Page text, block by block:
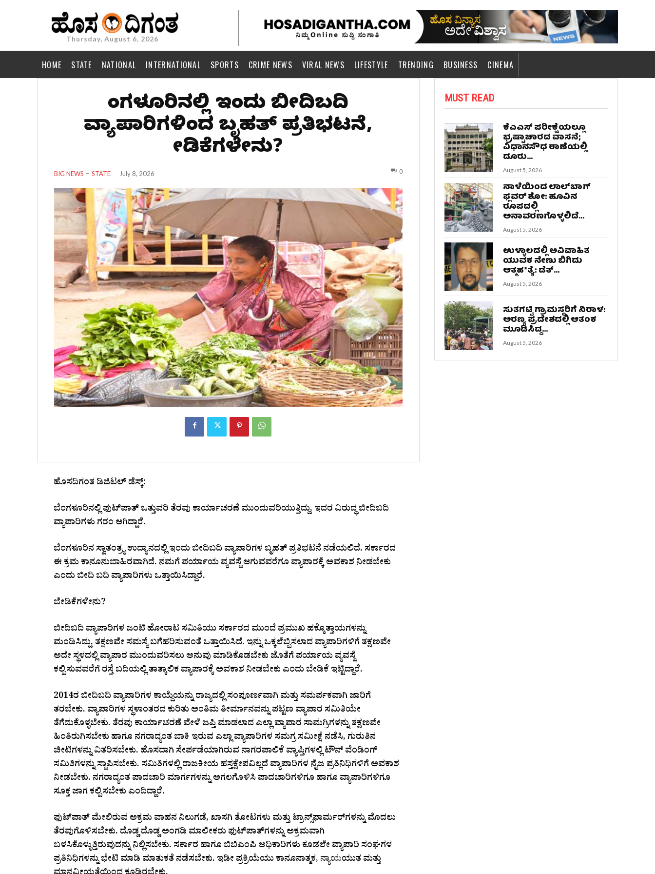
Thursday, August 6, 2026
HOME STATE NATIONAL INTERNATIONAL SPORTS CRIME NEWS VIRAL NEWS LIFESTYLE TRENDING BUSINESS CINEMA
ಬೆಂಗಳೂರಿನಲ್ಲಿ ಇಂದು ಬೀದಿಬದಿ
ವ್ಯಾಪಾರಿಗಳಿಂದ ಬೃಹತ್‌ ಪ್ರತಿಭಟನೆ,
ಬೇಡಿಕೆಗಳೇನು?
BIG NEWS STATE July 8, 2026 0
ಹೊಸದಿಗಂತ ಡಿಜಿಟಲ್‌ ಡೆಸ್ಕ್‌:
ಬೆಂಗಳೂರಿನಲ್ಲಿ ಫುಟ್‌ಪಾತ್‌ ಒತ್ತುವರಿ ತೆರವು ಕಾರ್ಯಾಚರಣೆ ಮುಂದುವರಿಯುತ್ತಿದ್ದು, ಇದರ ವಿರುದ್ಧ ಬೀದಿಬದಿ
ವ್ಯಾಪಾರಿಗಳು ಗರಂ ಆಗಿದ್ದಾರೆ.
ಬೆಂಗಳೂರಿನ ಸ್ವಾತಂತ್ರ್ಯ ಉದ್ಯಾನದಲ್ಲಿ ಇಂದು ಬೀದಿಬದಿ ವ್ಯಾಪಾರಿಗಳ ಬೃಹತ್‌ ಪ್ರತಿಭಟನೆ ನಡೆಯಲಿದೆ. ಸರ್ಕಾರದ
ಈ ಕ್ರಮ ಕಾನೂನುಬಾಹಿರವಾಗಿದೆ. ನಮಗೆ ಪರ್ಯಾಯ ವ್ಯವಸ್ಥೆ ಆಗುವವರೆಗೂ ವ್ಯಾಪಾರಕ್ಕೆ ಅವಕಾಶ ನೀಡಬೇಕು
ಎಂದು ಬೀದಿ ಬದಿ ವ್ಯಾಪಾರಿಗಳು ಒತ್ತಾಯಿಸಿದ್ದಾರೆ.
ಬೇಡಿಕೆಗಳೇನು?
ಬೀದಿಬದಿ ವ್ಯಾಪಾರಿಗಳ ಜಂಟಿ ಹೋರಾಟ ಸಮಿತಿಯು ಸರ್ಕಾರದ ಮುಂದೆ ಪ್ರಮುಖ ಹಕ್ಕೊತ್ತಾಯಗಳನ್ನು
ಮಂಡಿಸಿದ್ದು, ತಕ್ಷಣವೇ ಸಮಸ್ಯೆ ಬಗೆಹರಿಸುವಂತೆ ಒತ್ತಾಯಿಸಿದೆ. ಇನ್ನು ಒಕ್ಕಲೆಬ್ಬಿಸಲಾದ ವ್ಯಾಪಾರಿಗಳಿಗೆ ತಕ್ಷಣವೇ
ಅದೇ ಸ್ಥಳದಲ್ಲಿ ವ್ಯಾಪಾರ ಮುಂದುವರಿಸಲು ಅನುವು ಮಾಡಿಕೊಡಬೇಕು ಜೊತೆಗೆ ಪರ್ಯಾಯ ವ್ಯವಸ್ಥೆ
ಕಲ್ಪಿಸುವವರೆಗೆ ರಸ್ತೆ ಬದಿಯಲ್ಲಿ ತಾತ್ಕಾಲಿಕ ವ್ಯಾಪಾರಕ್ಕೆ ಅವಕಾಶ ನೀಡಬೇಕು ಎಂದು ಬೇಡಿಕೆ ಇಟ್ಟಿದ್ದಾರೆ.
2014ರ ಬೀದಿಬದಿ ವ್ಯಾಪಾರಿಗಳ ಕಾಯ್ದೆಯನ್ನು ರಾಜ್ಯದಲ್ಲಿ ಸಂಪೂರ್ಣವಾಗಿ ಮತ್ತು ಸಮರ್ಪಕವಾಗಿ ಜಾರಿಗೆ
ತರಬೇಕು. ವ್ಯಾಪಾರಿಗಳ ಸ್ಥಳಾಂತರದ ಕುರಿತು ಅಂತಿಮ ತೀರ್ಮಾನವನ್ನು ಪಟ್ಟಣ ವ್ಯಾಪಾರ ಸಮಿತಿಯೇ
ತೆಗೆದುಕೊಳ್ಳಬೇಕು. ತೆರವು ಕಾರ್ಯಾಚರಣೆ ವೇಳೆ ಜಪ್ತಿ ಮಾಡಲಾದ ಎಲ್ಲಾ ವ್ಯಾಪಾರ ಸಾಮಗ್ರಿಗಳನ್ನು ತಕ್ಷಣವೇ
ಹಿಂತಿರುಗಿಸಬೇಕು ಹಾಗೂ ನಗರಾದ್ಯಂತ ಬಾಕಿ ಇರುವ ಎಲ್ಲಾ ವ್ಯಾಪಾರಿಗಳ ಸಮಗ್ರ ಸಮೀಕ್ಷೆ ನಡೆಸಿ, ಗುರುತಿನ
ಚೀಟಿಗಳನ್ನು ವಿತರಿಸಬೇಕು. ಹೊಸದಾಗಿ ಸೇರ್ಪಡೆಯಾಗಿರುವ ನಾಗರಪಾಲಿಕೆ ವ್ಯಾಪ್ತಿಗಳಲ್ಲಿ ಟೌನ್ ವೆಂಡಿಂಗ್
ಸಮಿತಿಗಳನ್ನು ಸ್ಥಾಪಿಸಬೇಕು. ಸಮಿತಿಗಳಲ್ಲಿ ರಾಜಕೀಯ ಹಸ್ತಕ್ಷೇಪವಿಲ್ಲದೆ ವ್ಯಾಪಾರಿಗಳ ನೈಜ ಪ್ರತಿನಿಧಿಗಳಿಗೆ ಅವಕಾಶ
ನೀಡಬೇಕು. ನಗರಾದ್ಯಂತ ಪಾದಚಾರಿ ಮಾರ್ಗಗಳನ್ನು ಅಗಲಗೊಳಿಸಿ ಪಾದಚಾರಿಗಳಿಗೂ ಹಾಗೂ ವ್ಯಾಪಾರಿಗಳಿಗೂ
ಸೂಕ್ತ ಜಾಗ ಕಲ್ಪಿಸಬೇಕು ಎಂದಿದ್ದಾರೆ.
ಫುಟ್‌ಪಾತ್ ಮೇಲಿರುವ ಅಕ್ರಮ ವಾಹನ ನಿಲುಗಡೆ, ಖಾಸಗಿ ತೋಟಗಳು ಮತ್ತು ಟ್ರಾನ್ಸ್‌ಫಾರ್ಮರ್‌ಗಳನ್ನು ಮೊದಲು
ತೆರವುಗೊಳಿಸಬೇಕು. ದೊಡ್ಡ ದೊಡ್ಡ ಅಂಗಡಿ ಮಾಲೀಕರು ಫುಟ್‌ಪಾತ್‌ಗಳನ್ನು ಅಕ್ರಮವಾಗಿ
ಬಳಸಿಕೊಳ್ಳುತ್ತಿರುವುದನ್ನು ನಿಲ್ಲಿಸಬೇಕು. ಸರ್ಕಾರ ಹಾಗೂ ಬಿಬಿಎಂಪಿ ಅಧಿಕಾರಿಗಳು ಕೂಡಲೇ ವ್ಯಾಪಾರಿ ಸಂಘಗಳ
ಪ್ರತಿನಿಧಿಗಳನ್ನು ಭೇಟಿ ಮಾಡಿ ಮಾತುಕತೆ ನಡೆಸಬೇಕು. ಇಡೀ ಪ್ರಕ್ರಿಯೆಯು ಕಾನೂನಾತ್ಮಕ, ನ್ಯಾಯಯುತ ಮತ್ತು
MUST READ
ಕೆಎಎಸ್‌ ಪರೀಕ್ಷೆಯಲ್ಲೂ
ಭ್ರಷ್ಟಾಚಾರದ ವಾಸನೆ;
ವಿಧಾನಸೌಧ ಠಾಣೆಯಲ್ಲಿ
ದೂರು...
August 5, 2026
ನಾಳೆಯಿಂದ ಲಾಲ್‌ಬಾಗ್
ಫ್ಲವರ್ ಶೋ: ಹೂವಿನ
ರೂಪದಲ್ಲಿ
ಅನಾವರಣಗೊಳ್ಳಲಿದೆ...
August 5, 2026
ಉಳ್ಳಾಲದಲ್ಲಿ ಅವಿವಾಹಿತ
ಯುವಕ ನೇಣು ಬಿಗಿದು
ಆತ್ಮಹ*ತ್ಯೆ: ಡೆತ್...
August 5, 2026
ಸುತಗಟ್ಟಿ ಗ್ರಾಮಸ್ಥರಿಗೆ ನಿರಾಳ:
ಅರಣ್ಯ ಪ್ರದೇಶದಲ್ಲಿ ಆತಂಕ
ಮೂಡಿಸಿದ್ದ...
August 5, 2026